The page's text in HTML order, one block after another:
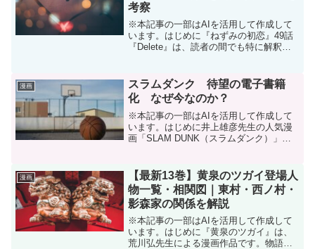
考察
※本記事の一部はAIを活用して作成して
います。はじめに『ねずみの初恋』49話
『Delete』は、読者の間でも特に解釈が
しながらも、その写真を削除しました。
それ以降、瑠璃...
漫画
スラムダンク 待望の電子書籍
化 なぜ今なのか？
※本記事の一部はAIを活用して作成して
います。はじめに井上雄彦先生の人気漫
画「SLAM DUNK（スラムダンク）」
わたり電子書籍化されてこなかった本作
が、なぜ今に...
漫画
【最新13巻】黄泉のツガイ登場人
物一覧・相関図｜東村・西ノ村・
影森家の関係を解説
※本記事の一部はAIを活用して作成して
います。はじめに『黄泉のツガイ』は、
荒川弘先生による漫画作品です。物語が